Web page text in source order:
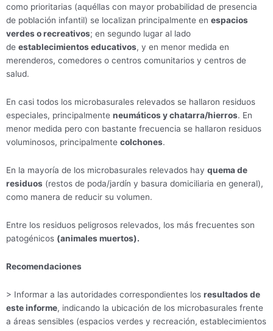
como prioritarias (aquéllas con mayor probabilidad de presencia
de población infantil) se localizan principalmente en espacios
verdes o recreativos; en segundo lugar al lado
de establecimientos educativos, y en menor medida en
merenderos, comedores o centros comunitarios y centros de
salud.
En casi todos los microbasurales relevados se hallaron residuos
especiales, principalmente neumáticos y chatarra/hierros. En
menor medida pero con bastante frecuencia se hallaron residuos
voluminosos, principalmente colchones.
En la mayoría de los microbasurales relevados hay quema de
residuos (restos de poda/jardín y basura domiciliaria en general),
como manera de reducir su volumen.
Entre los residuos peligrosos relevados, los más frecuentes son
patogénicos (animales muertos).
Recomendaciones
> Informar a las autoridades correspondientes los resultados de
este informe, indicando la ubicación de los microbasurales frente
a áreas sensibles (espacios verdes y recreación, establecimientos